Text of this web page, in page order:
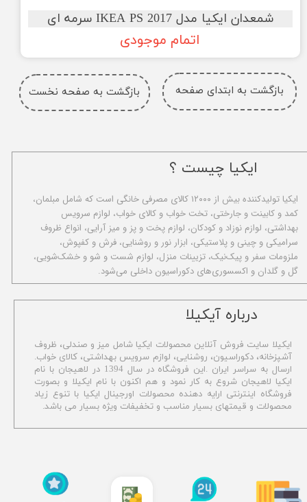
شمعدان ایکیا مدل IKEA PS 2017 سرمه ای
اتمام موجودی
بازگشت به صفحه نخست بازگشت به ابتدای صفحه
​درباره آیکیلا
ایکیلا سایت فروش آنلاین محصولات ایکیا شامل میز و صندلی، ظروف
آشپزخانه، دکوراسیون، روشنایی، لوازم سرویس بهداشتی، کالای خواب.
ارسال به سراسر ایران .این فروشگاه در سال 1394 در لاهیجان با نام
ایکیا لاهیجان شروع به کار نمود و هم اکنون با نام ایکیلا و بصورت
فروشگاه اینترنتی ارایه دهنده محصولات اورجینال ایکیا با تنوع زیاد
محصولات و قیمتهای بسیار مناسب و تخفیفات ویژه بسیار می باشد.
ایکیا چیست ؟
ا​یکیا تولیدکننده بیش از ۱۲۰۰۰ کالای مصرفی خانگی است که شامل مبلمان،
کمد و کابینت و جارختی، تخت خواب و کالای خواب، لوازم سرویس
بهداشتی، لوازم نوزاد و کودکان، لوازم پخت و پز و میز آرایی، انواع ظروف
سرامیکی و چینی و پلاستیکی، ابزار نور و روشنایی، فرش و کفپوش،
ملزومات سفر و پیک‌نیک، تزیینات منزل، لوازم شست و شو و خشک‌شویی،
گل و گلدان و اکسسوری‌های دکوراسیون داخلی می‌شود.